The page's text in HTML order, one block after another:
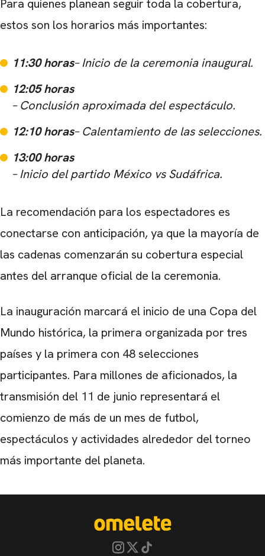
Para quienes planean seguir toda la cobertura,
estos son los horarios más importantes:
11:30 horas– Inicio de la ceremonia inaugural.
12:05 horas
– Conclusión aproximada del espectáculo.
12:10 horas– Calentamiento de las selecciones.
13:00 horas
– Inicio del partido México vs Sudáfrica.
La recomendación para los espectadores es
conectarse con anticipación, ya que la mayoría de
las cadenas comenzarán su cobertura especial
antes del arranque oficial de la ceremonia.
La inauguración marcará el inicio de una Copa del
Mundo histórica, la primera organizada por tres
países y la primera con 48 selecciones
participantes. Para millones de aficionados, la
transmisión del 11 de junio representará el
comienzo de más de un mes de futbol,
espectáculos y actividades alrededor del torneo
más importante del planeta.